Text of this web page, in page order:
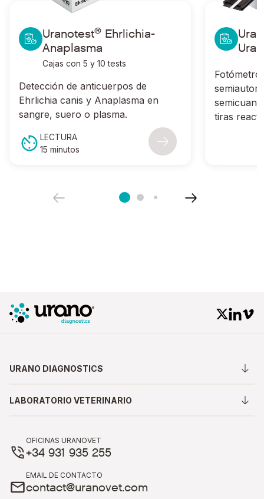
Uranotest® Ehrlichia-
Anaplasma
Cajas con 5 y 10 tests
Detección de anticuerpos de
Ehrlichia canis y Anaplasma en
sangre, suero o plasma.
LECTURA
15 minutos
Ir a Uranotest ®Ehrlichia-Anaplasma
tiras
Ir a
URANO DIAGNOSTICS
LABORATORIO VETERINARIO
OFICINAS URANOVET
+34 931 935 255
EMAIL DE CONTACTO
contact@uranovet.com